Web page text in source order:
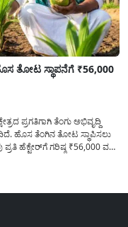
ತೋಟ ಸ್ಥಾಪನೆಗೆ ₹56,000
ಪ್ರಗತಿಗಾಗಿ ತೆಂಗು ಅಭಿವೃದ್ದಿ
ಹೊಸ ತೆಂಗಿನ ತೋಟ ಸ್ಥಾಪಿಸಲು
ಹೆಕ್ಟೇರ್‌ಗೆ ಗರಿಷ್ಠ ₹56,000 ವರೆಗೆ